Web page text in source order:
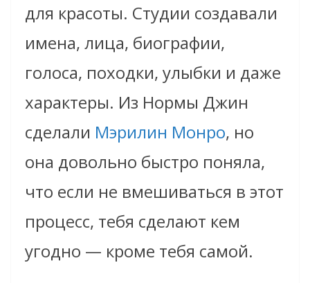
для красоты. Студии создавали
имена, лица, биографии,
голоса, походки, улыбки и даже
характеры. Из Нормы Джин
сделали Мэрилин Монро, но
она довольно быстро поняла,
что если не вмешиваться в этот
процесс, тебя сделают кем
угодно — кроме тебя самой.